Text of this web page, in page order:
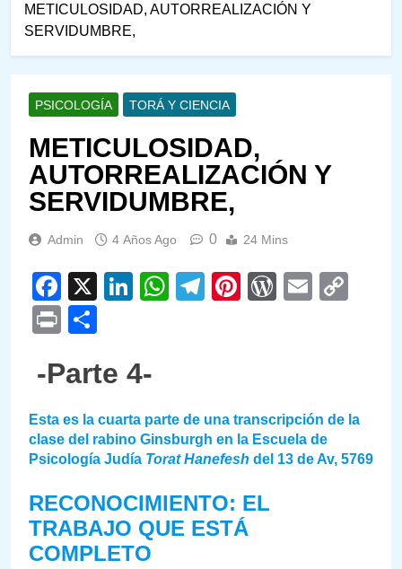
METICULOSIDAD, AUTORREALIZACIÓN Y
SERVIDUMBRE,
PSICOLOGÍA TORÁ Y CIENCIA
METICULOSIDAD,
AUTORREALIZACIÓN Y
SERVIDUMBRE,
Admin 4 Años Ago 0 24 Mins
Facebook
X LinkedIn
WhatsApp
Telegram
PinterestEmail
Print
-Parte 4-
Esta es la cuarta parte de una transcripción de la
clase del rabino Ginsburgh en la Escuela de
Psicología Judía Torat Hanefesh del 13 de Av, 5769
RECONOCIMIENTO: EL
TRABAJO QUE ESTÁ
COMPLETO